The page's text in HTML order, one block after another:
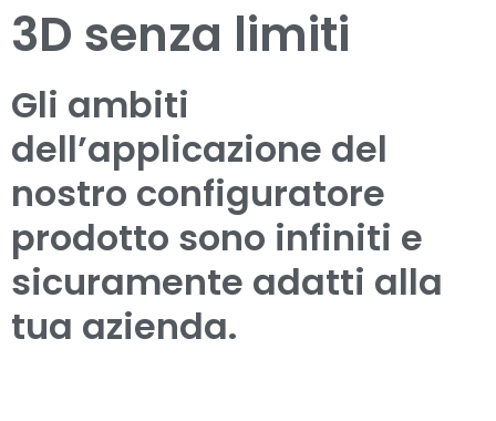
3D senza limiti
Gli ambiti
dell’applicazione del
nostro configuratore
prodotto sono infiniti e
sicuramente adatti alla
tua azienda.